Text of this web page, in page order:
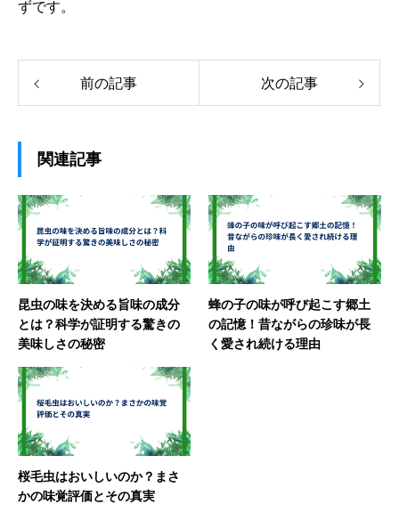
ずです。
前の記事 次の記事
関連記事
昆虫の味を決める旨味の成分
とは？科学が証明する驚きの
美味しさの秘密
蜂の子の味が呼び起こす郷土
の記憶！昔ながらの珍味が長
く愛され続ける理由
桜毛虫はおいしいのか？まさ
かの味覚評価とその真実